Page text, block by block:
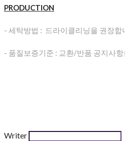
PRODUCTION
- 세탁방법 : 드라이클리닝을 권장합
- 품질보증기준 : 교환/반품 공지사
Writer